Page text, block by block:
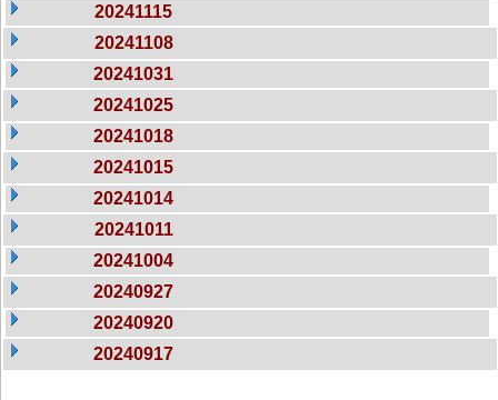
20241115
20241108
20241031
20241025
20241018
20241015
20241014
20241011
20241004
20240927
20240920
20240917